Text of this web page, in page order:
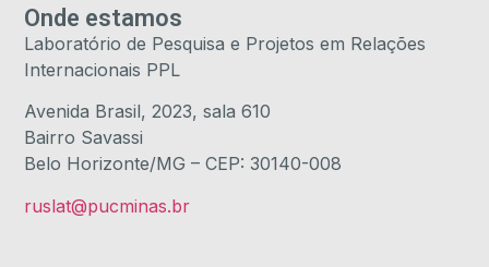
Onde estamos
Laboratório de Pesquisa e Projetos em Relações
Internacionais PPL
Avenida Brasil, 2023, sala 610
Bairro Savassi
Belo Horizonte/MG – CEP: 30140-008
ruslat@pucminas.br